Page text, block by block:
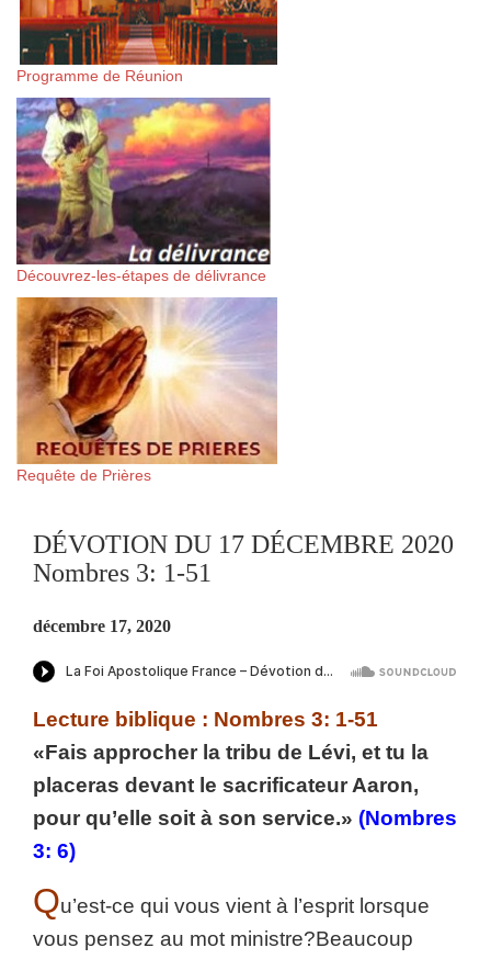
Programme de Réunion
Découvrez-les-étapes de délivrance
Requête de Prières
DÉVOTION DU 17 DÉCEMBRE 2020
Nombres 3: 1-51
décembre 17, 2020
Lecture biblique : Nombres 3: 1-51
«Fais approcher la tribu de Lévi, et tu la
placeras devant le sacrificateur Aaron,
pour qu’elle soit à son service.» (Nombres
3: 6)
Qu’est-ce qui vous vient à l’esprit lorsque
vous pensez au mot ministre?Beaucoup